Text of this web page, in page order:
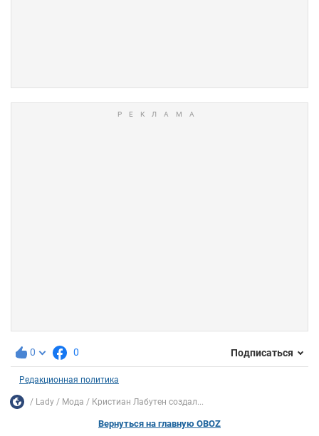
0 0 Подписаться
Редакционная политика
Lady Мода Кристиан Лабутен создал...
Вернуться на главную OBOZ